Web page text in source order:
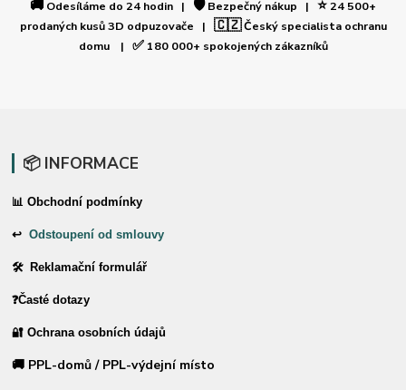
🚚 Odesíláme do 24 hodin | 🛡️Bezpečný nákup | ⭐24 500+
prodaných kusů 3D odpuzovače | 🇨🇿Český specialista ochranu
domu | ✅180 000+ spokojených zákazníků
📦 INFORMACE
📊 Obchodní podmínky
↩Odstoupení od smlouvy
🛠 Reklamační formulář
❓Časté dotazy
🔐 Ochrana osobních údajů
🚚 PPL-domů / PPL-výdejní místo